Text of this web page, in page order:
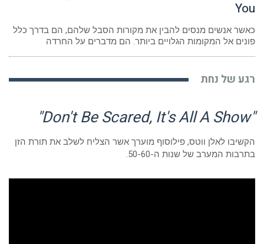
אנשים מנסים להבין את מקורות הסבל שלהם, הם בדרך כלל
אל המקומות הגלויים ביותר. הם מדברים על החרדה
של נחת
לאלן ווטס, פילוסוף מוערך אשר הצליח לשלב את תורת הזן
המערב של שנות ה-50-60.